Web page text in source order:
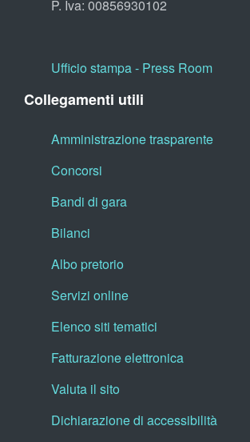
P. Iva: 00856930102
Ufficio stampa - Press Room
Collegamenti utili
Amministrazione trasparente
Concorsi
Bandi di gara
Bilanci
Albo pretorio
Servizi online
Elenco siti tematici
Fatturazione elettronica
Valuta il sito
Dichiarazione di accessibilità